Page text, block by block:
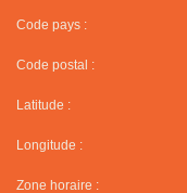
Code pays :
Code postal :
Latitude :
Longitude :
Zone horaire :